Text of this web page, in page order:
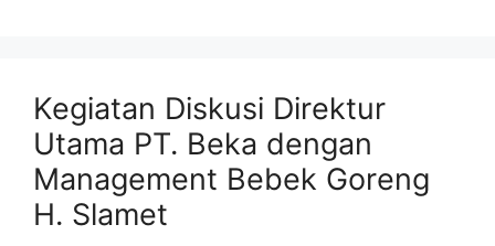
Kegiatan Diskusi Direktur
Utama PT. Beka dengan
Management Bebek Goreng
H. Slamet